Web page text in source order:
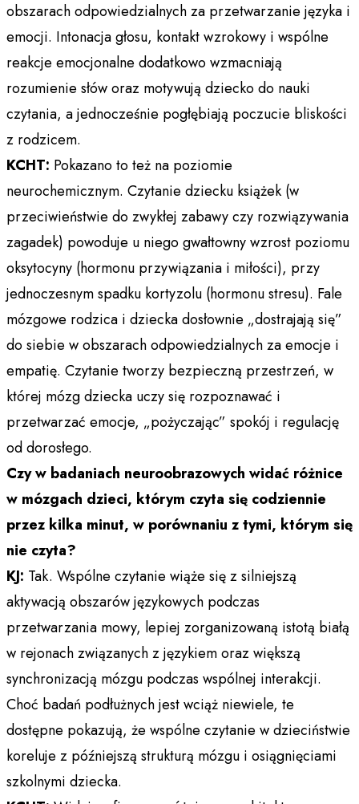
obszarach odpowiedzialnych za przetwarzanie języka i
emocji. Intonacja głosu, kontakt wzrokowy i wspólne
reakcje emocjonalne dodatkowo wzmacniają
rozumienie słów oraz motywują dziecko do nauki
czytania, a jednocześnie pogłębiają poczucie bliskości
z rodzicem.
KCHT: Pokazano to też na poziomie
neurochemicznym. Czytanie dziecku książek (w
przeciwieństwie do zwykłej zabawy czy rozwiązywania
zagadek) powoduje u niego gwałtowny wzrost poziomu
oksytocyny (hormonu przywiązania i miłości), przy
jednoczesnym spadku kortyzolu (hormonu stresu).​ Fale
mózgowe rodzica i dziecka dosłownie „dostrajają się”
do siebie w obszarach odpowiedzialnych za emocje i
empatię. Czytanie tworzy bezpieczną przestrzeń, w
której mózg dziecka uczy się rozpoznawać i
przetwarzać emocje, „pożyczając” spokój i regulację
od dorosłego.​
Czy w badaniach neuroobrazowych widać różnice
w mózgach dzieci, którym czyta się codziennie
przez kilka minut, w porównaniu z tymi, którym się
nie czyta?
KJ: Tak. Wspólne czytanie wiąże się z silniejszą
aktywacją obszarów językowych podczas
przetwarzania mowy, lepiej zorganizowaną istotą białą
w rejonach związanych z językiem oraz większą
synchronizacją mózgu podczas wspólnej interakcji.
Choć badań podłużnych jest wciąż niewiele, te
dostępne pokazują, że wspólne czytanie w dzieciństwie
koreluje z późniejszą strukturą mózgu i osiągnięciami
szkolnymi dziecka.